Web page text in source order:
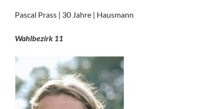
Pascal Prass | 30 Jahre | Hausmann
Wahlbezirk 11